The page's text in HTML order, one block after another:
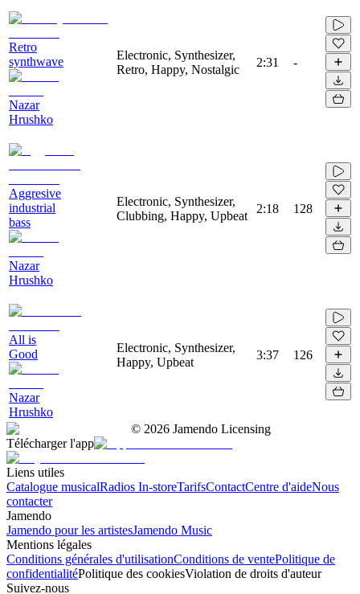
Retro
synthwave
Nazar
Hrushko
Electronic, Synthesizer,
Retro, Happy, Nostalgic
2:31 -
Aggresive
industrial
bass
Nazar
Hrushko
Electronic, Synthesizer,
Clubbing, Happy, Upbeat
2:18 128
All is
Good
Nazar
Hrushko
Electronic, Synthesizer,
Happy, Upbeat
3:37 126
© 2026 Jamendo Licensing
Télécharger l'app
Liens utiles
Catalogue musicalRadios In-storeTarifsContactCentre d'aideNous
contacter
Jamendo
Jamendo pour les artistesJamendo Music
Mentions légales
Conditions générales d'utilisationConditions de ventePolitique de
confidentialitéPolitique des cookiesViolation de droits d'auteur
Suivez-nous